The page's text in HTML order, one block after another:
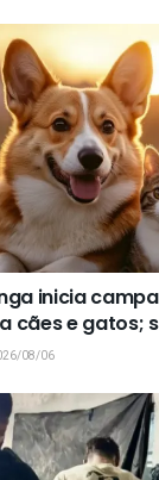
inicia
cães e gatos;
08/06